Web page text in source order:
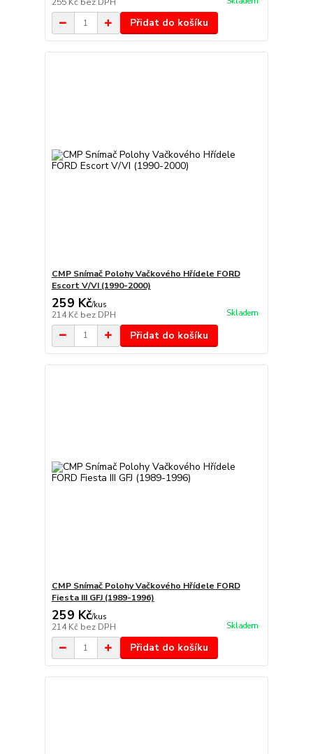
255 Kč bez DPH
Přidat do košíku
CMP Snímač Polohy Vačkového Hřídele FORD
Escort V/VI (1990-2000)
259 Kč/kus
214 Kč bez DPH Skladem
Přidat do košíku
CMP Snímač Polohy Vačkového Hřídele FORD
Fiesta III GFJ (1989-1996)
259 Kč/kus
214 Kč bez DPH Skladem
Přidat do košíku